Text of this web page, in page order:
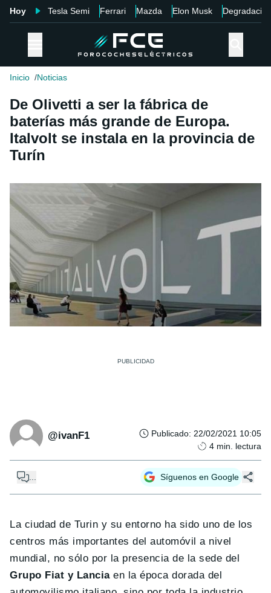
Hoy Tesla Semi Ferrari Mazda Elon Musk Degradación
Inicio Noticias
De Olivetti a ser la fábrica de
baterías más grande de Europa.
Italvolt se instala en la provincia de
Turín
@ivanF1 Publicado: 22/02/2021 10:05
4 min. lectura
Síguenos en Google
La ciudad de Turin y su entorno ha sido uno de los
centros más importantes del automóvil a nivel
mundial, no sólo por la presencia de la sede del
Grupo Fiat y Lanciaen la época dorada del